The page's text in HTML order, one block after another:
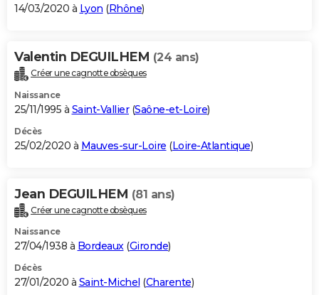
14/03/2020 à Lyon (Rhône)
Valentin DEGUILHEM (24 ans)
Créer une cagnotte obsèques
Naissance
25/11/1995 à Saint-Vallier(Saône-et-Loire)
Décès
25/02/2020 à Mauves-sur-Loire (Loire-Atlantique)
Jean DEGUILHEM (81 ans)
Créer une cagnotte obsèques
Naissance
27/04/1938 à Bordeaux(Gironde)
Décès
27/01/2020 à Saint-Michel (Charente)